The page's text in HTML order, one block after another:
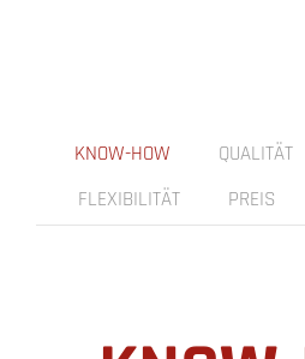
KNOW-HOW QUALITÄT
FLEXIBILITÄT
PREIS